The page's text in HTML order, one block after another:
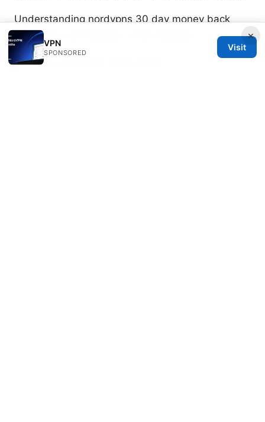
Understanding nordvpns 30 day money back
guarantee and Related VPNs Features
Free vpn extension edge reddit
×
VPN
SPONSORED
Visit